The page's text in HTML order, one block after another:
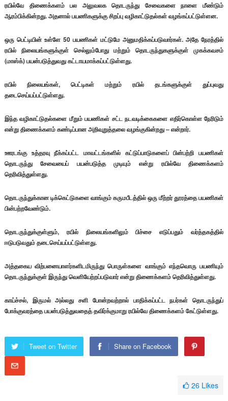
ரயில்வே திணைக்களம் பல அலுவலக தொடருந்து சேவைகளை நாளை மீண்டும்
ஆரம்பிக்கின்றது. அதனால் பயணிகளுக்கு சிறப்பு வழிகாட்டுதல்கள் வழங்கப்பட்டுள்ளன.
ஒரு பெட்டியின் உள்ளே 50 பயணிகள் மட்டுமே அனுமதிக்கப்படுவார்கள். அதே நேரத்தில்
ரயில் நிலையங்களுக்குள் செல்லும்போது மற்றும் தொடருந்துகளுக்குள் முகக்கவசம்
(மாஸ்க்) பயன்படுத்துவது கட்டாயமாக்கப்பட்டுள்ளது.
ரயில் நிலையங்கள், பெட்டிகள் மற்றும் ரயில் தடங்களுக்குள் துப்புவது
தடைசெய்யப்பட்டுள்ளது.
இந்த வழிகாட்டுதல்களை மீறும் பயணிகள் சட்ட நடவடிக்கைகளை எதிர்கொள்ள நேரிடும்
என்று திணைக்களம் கண்டிப்பான அறிவுறுத்தலை வழங்குகின்றது – என்றார்.
ஊரடங்கு உத்தரவு நீக்கப்பட்ட மாவட்டங்களில் கட்டுப்பாடுகளைப் பின்பற்றி பயணிகள்
தொடருந்து சேவையைப் பயன்படுத்த முடியும் என்று ரயில்வே திணைக்களம்
தெரிவித்துள்ளது.
தொடருந்துக்கான டிக்கெட்டுகளை வாங்கும் கருமபீடத்தில் ஒரு மீற்றர் தூரத்தை பயணிகள்
பின்பற்றவேண்டும்.
தொடருந்துக்குள்ளும், ரயில் நிலையங்களிலும் பிச்சை எடுப்பதும் வர்த்தகத்தில்
ஈடுபடுவதும் தடைசெய்யப்பட்டுள்ளது.
அத்தகைய விற்பனையாளர்களிடமிருந்து பொருள்களை வாங்கும் எந்தவொரு பயணியும்
தொடருந்துக்குள் இருந்து வெளியேற்றப்படுவார் என்று திணைக்களம் தெரிவித்துள்ளது.
காய்ச்சல், இருமல் அல்லது சளி போன்றவற்றால் பாதிக்கப்பட்ட நபர்கள் தொடருந்துப்
போக்குவரத்தை பயன்படுத்துவதைத் தவிர்க்குமாறு ரயில்வே திணைக்களம் கேட்டுள்ளது.
Tweet on Twitter Share on Facebook
26 Likes